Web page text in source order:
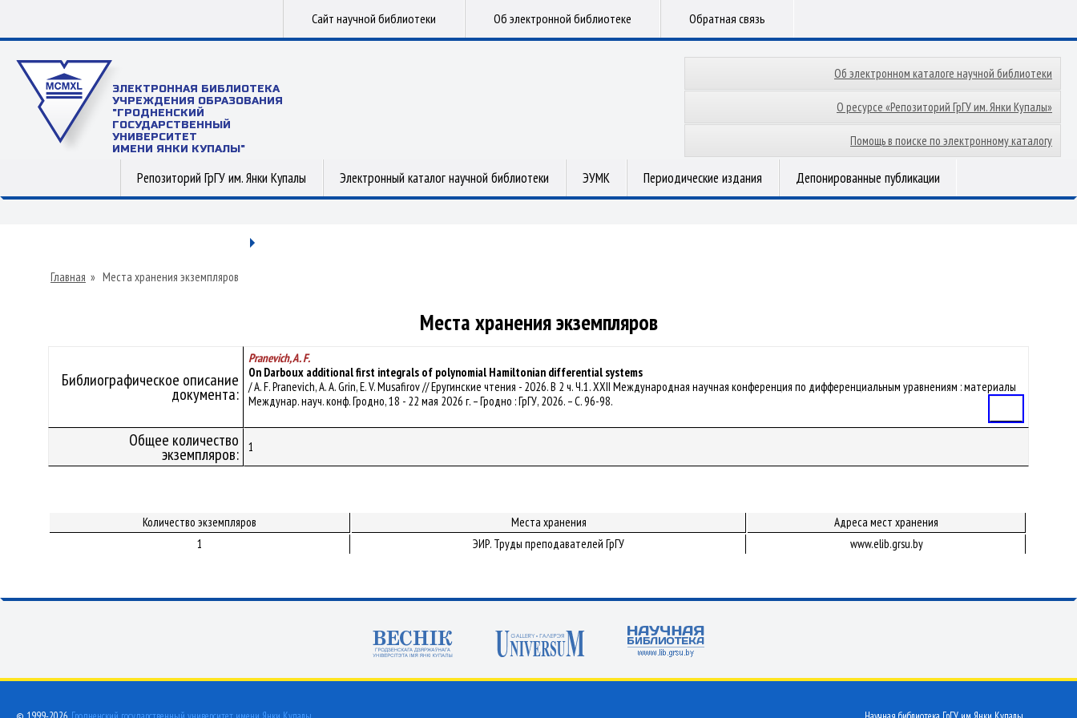
Сайт научной библиотеки Об электронной библиотеке Обратная связь
ЭЛЕКТРОННАЯ БИБЛИОТЕКА
УЧРЕЖДЕНИЯ ОБРАЗОВАНИЯ
"ГРОДНЕНСКИЙ
ГОСУДАРСТВЕННЫЙ
УНИВЕРСИТЕТ
ИМЕНИ ЯНКИ КУПАЛЫ"
Об электронном каталоге научной библиотеки
О ресурсе «Репозиторий ГрГУ им. Янки Купалы»
Помощь в поиске по электронному каталогу
Репозиторий ГрГУ им. Янки Купалы Электронный каталог научной библиотеки ЭУМК Периодические издания Депонированные публикации
Главная » Места хранения экземпляров
Места хранения экземпляров
Библиографическое описание
документа:
Pranevich, A. F.
On Darboux additional first integrals of polynomial Hamiltonian differential systems
/ A. F. Pranevich, A. A. Grin, E. V. Musafirov // Еругинские чтения - 2026. В 2 ч. Ч.1. XXII Международная научная конференция по дифференциальным уравнениям : материалы
Междунар. науч. конф. Гродно, 18 - 22 мая 2026 г. – Гродно : ГрГУ, 2026. – С. 96-98.
Общее количество
экземпляров: 1
Количество экземпляров Места хранения
Адреса мест хранения
1
ЭИР. Труды преподавателей ГрГУ www.elib.grsu.by